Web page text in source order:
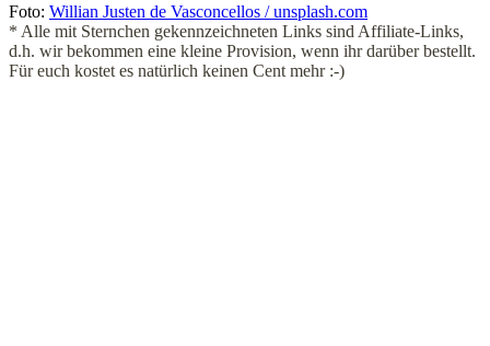
Foto: Willian Justen de Vasconcellos / unsplash.com
* Alle mit Sternchen gekennzeichneten Links sind Affiliate-Links,
d.h. wir bekommen eine kleine Provision, wenn ihr darüber bestellt.
Für euch kostet es natürlich keinen Cent mehr :-)